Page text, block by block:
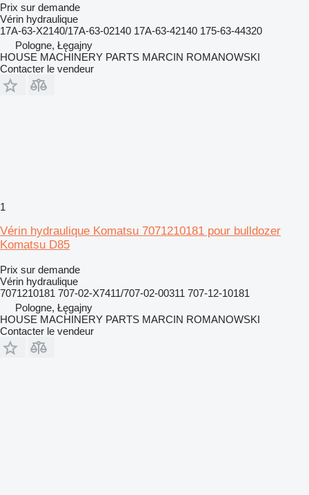
Prix sur demande
Vérin hydraulique
17A-63-X2140/17A-63-02140 17A-63-42140 175-63-44320
Pologne, Łęgajny
HOUSE MACHINERY PARTS MARCIN ROMANOWSKI
Contacter le vendeur
1
Vérin hydraulique Komatsu 7071210181 pour bulldozer
Komatsu D85
Prix sur demande
Vérin hydraulique
7071210181 707-02-X7411/707-02-00311 707-12-10181
Pologne, Łęgajny
HOUSE MACHINERY PARTS MARCIN ROMANOWSKI
Contacter le vendeur